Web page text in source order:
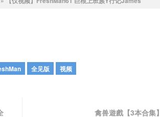
全见版 视频
禽兽遊戲【3本合集